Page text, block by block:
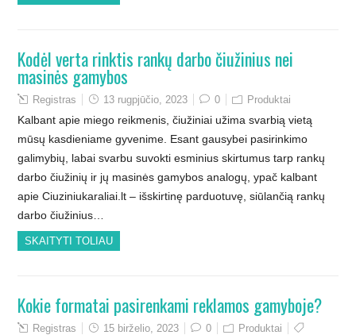
Kodėl verta rinktis rankų darbo čiužinius nei
masinės gamybos
Registras 13 rugpjūčio, 2023 0 Produktai
Kalbant apie miego reikmenis, čiužiniai užima svarbią vietą
mūsų kasdieniame gyvenime. Esant gausybei pasirinkimo
galimybių, labai svarbu suvokti esminius skirtumus tarp rankų
darbo čiužinių ir jų masinės gamybos analogų, ypač kalbant
apie Ciuziniukaraliai.lt – išskirtinę parduotuvę, siūlančią rankų
darbo čiužinius…
SKAITYTI TOLIAU
Kokie formatai pasirenkami reklamos gamyboje?
Registras 15 birželio, 2023 0
Produktai